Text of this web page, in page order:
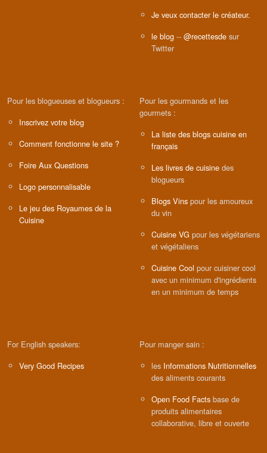
Je veux contacter le créateur.
le blog -- @recettesde sur
Twitter
Pour les blogueuses et blogueurs :
Inscrivez votre blog
Comment fonctionne le site ?
Foire Aux Questions
Logo personnalisable
Le jeu des Royaumes de la
Cuisine
Pour les gourmands et les
gourmets :
La liste des blogs cuisine en
français
Les livres de cuisine des
blogueurs
Blogs Vins pour les amoureux
du vin
Cuisine VG pour les végétariens
et végétaliens
Cuisine Cool pour cuisiner cool
avec un minimum d'ingrédients
en un minimum de temps
For English speakers:
Very Good Recipes
Pour manger sain :
les Informations Nutritionnelles
des aliments courants
Open Food Facts base de
produits alimentaires
collaborative, libre et ouverte